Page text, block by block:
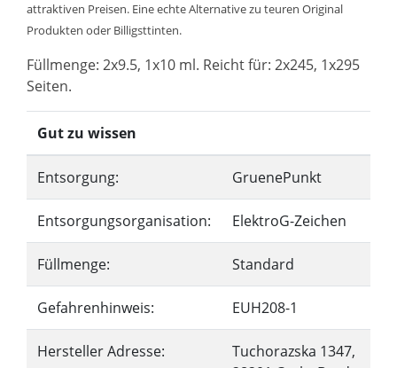
attraktiven Preisen. Eine echte Alternative zu teuren Original
Produkten oder Billigsttinten.
Füllmenge: 2x9.5, 1x10 ml. Reicht für: 2x245, 1x295
Seiten.
Gut zu wissen
Entsorgung: GruenePunkt
Entsorgungsorganisation: ElektroG-Zeichen
Füllmenge: Standard
Gefahrenhinweis: EUH208-1
Hersteller Adresse:
Tuchorazska 1347,